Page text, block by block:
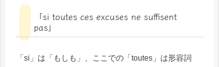
「si toutes ces excuses ne suffisent
pas」
「si」は「もしも」、ここでの「toutes」は形容詞